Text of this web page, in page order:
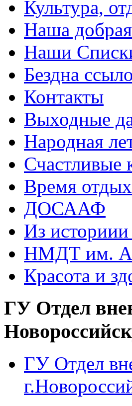
Культура,
Наша
Наши
Бездна
Контакты
Выходные
Народная
Счастливые
Время
ДОСААФ
Из
НМДТ им.
Красота и
ГУ Отдел
ГУ Отдел